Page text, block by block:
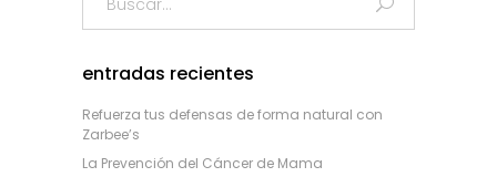
entradas recientes
Refuerza tus defensas de forma natural con
Zarbee’s
La Prevención del Cáncer de Mama